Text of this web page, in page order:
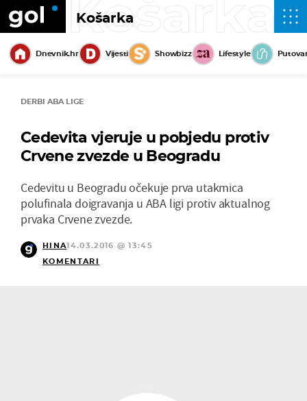
Košarka
Košarka
Dnevnik.hr Vijesti Showbizz Lifestyle
DERBI ABA LIGE
Cedevita vjeruje u pobjedu protiv
Crvene zvezde u Beogradu
Cedevitu u Beogradu očekuje prva utakmica
polufinala doigravanja u ABA ligi protiv aktualnog
prvaka Crvene zvezde.
HINA14.03.2016 @ 13:45
KOMENTARI